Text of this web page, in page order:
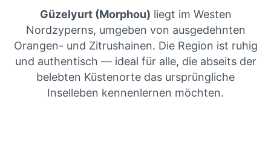
Güzelyurt (Morphou) liegt im Westen
Nordzyperns, umgeben von ausgedehnten
Orangen- und Zitrushainen. Die Region ist ruhig
und authentisch — ideal für alle, die abseits der
belebten Küstenorte das ursprüngliche
Inselleben kennenlernen möchten.